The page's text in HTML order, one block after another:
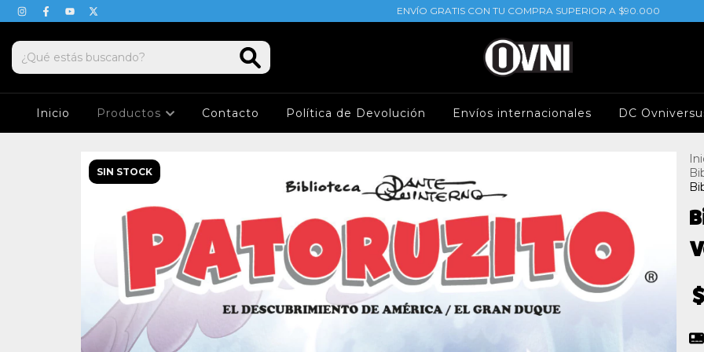
ENVÍO GRATIS CON TU COMPRA SUPERIOR A $90.000
Inicio Productos Contacto Política de Devolución Envíos internacionales DC
SIN STOCK